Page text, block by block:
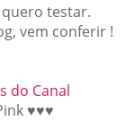
testar.
vem conferir !
do Canal
♥♥♥